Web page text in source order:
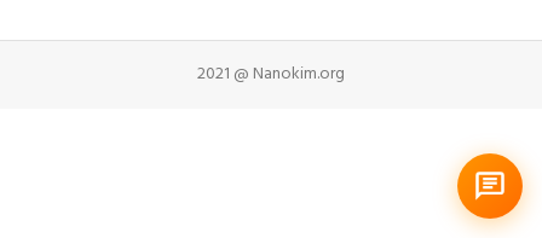
2021 @ Nanokim.org